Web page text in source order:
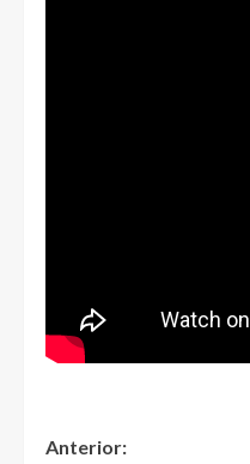
Anterior: